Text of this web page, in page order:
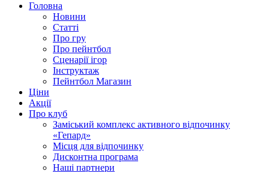
Головна
Новини
Статті
Про гру
Про пейнтбол
Сценарії ігор
Інструктаж
Пейнтбол Магазин
Ціни
Акції
Про клуб
Заміський комплекс активного відпочинку
«Гепард»
Місця для відпочинку
Дисконтна програма
Наші партнери